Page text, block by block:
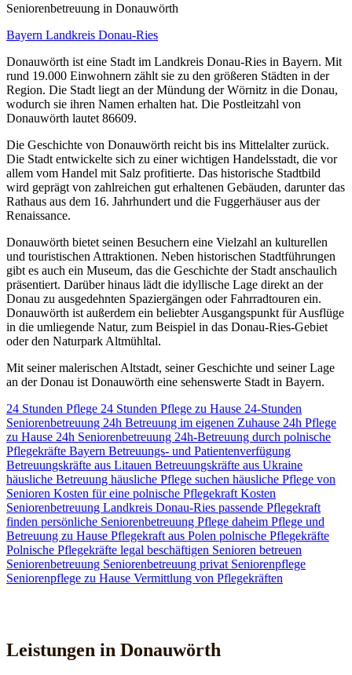
Senioren­betreuung in Donauwörth
Bayern Landkreis Donau-Ries
Donauwörth ist eine Stadt im Landkreis Donau-Ries in Bayern. Mit
rund 19.000 Einwohnern zählt sie zu den größeren Städten in der
Region. Die Stadt liegt an der Mündung der Wörnitz in die Donau,
wodurch sie ihren Namen erhalten hat. Die Postleitzahl von
Donauwörth lautet 86609.
Die Geschichte von Donauwörth reicht bis ins Mittelalter zurück.
Die Stadt entwickelte sich zu einer wichtigen Handelsstadt, die vor
allem vom Handel mit Salz profitierte. Das historische Stadtbild
wird geprägt von zahlreichen gut erhaltenen Gebäuden, darunter das
Rathaus aus dem 16. Jahrhundert und die Fuggerhäuser aus der
Renaissance.
Donauwörth bietet seinen Besuchern eine Vielzahl an kulturellen
und touristischen Attraktionen. Neben historischen Stadtführungen
gibt es auch ein Museum, das die Geschichte der Stadt anschaulich
präsentiert. Darüber hinaus lädt die idyllische Lage direkt an der
Donau zu ausgedehnten Spaziergängen oder Fahrradtouren ein.
Donauwörth ist außerdem ein beliebter Ausgangspunkt für Ausflüge
in die umliegende Natur, zum Beispiel in das Donau-Ries-Gebiet
oder den Naturpark Altmühltal.
Mit seiner malerischen Altstadt, seiner Geschichte und seiner Lage
an der Donau ist Donauwörth eine sehenswerte Stadt in Bayern.
24 Stunden Pflege 24 Stunden Pflege zu Hause 24-Stunden
Seniorenbetreuung 24h Betreuung im eigenen Zuhause 24h Pflege
zu Hause 24h Seniorenbetreuung 24h-Betreuung durch polnische
Pflegekräfte Bayern Betreuungs- und Patientenverfügung
Betreuungskräfte aus Litauen Betreuungskräfte aus Ukraine
häusliche Betreuung häusliche Pflege suchen häusliche Pflege von
Senioren Kosten für eine polnische Pflegekraft Kosten
Seniorenbetreuung Landkreis Donau-Ries passende Pflegekraft
finden persönliche Seniorenbetreuung Pflege daheim Pflege und
Betreuung zu Hause Pflegekraft aus Polen polnische Pflegekräfte
Polnische Pflegekräfte legal beschäftigen Senioren betreuen
Seniorenbetreuung Seniorenbetreuung privat Seniorenpflege
Seniorenpflege zu Hause Vermittlung von Pflegekräften
Leistungen in Donauwörth